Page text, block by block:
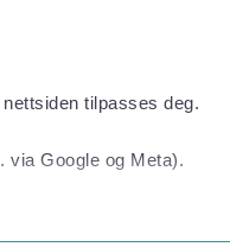
tilpasses deg.
via Google og Meta).